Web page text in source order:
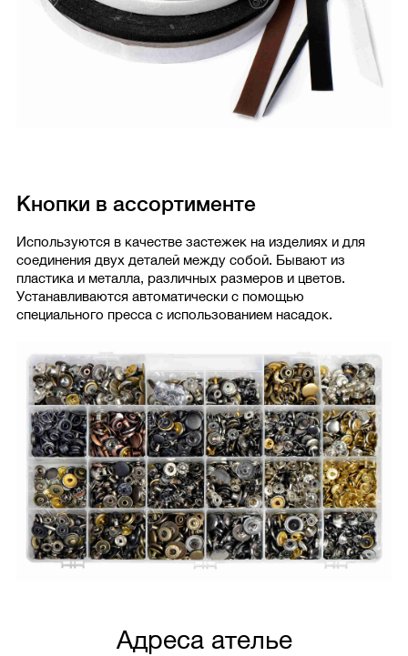
Кнопки в ассортименте
Используются в качестве застежек на изделиях и для
соединения двух деталей между собой. Бывают из
пластика и металла, различных размеров и цветов.
Устанавливаются автоматически с помощью
специального пресса с использованием насадок.
Адреса ателье